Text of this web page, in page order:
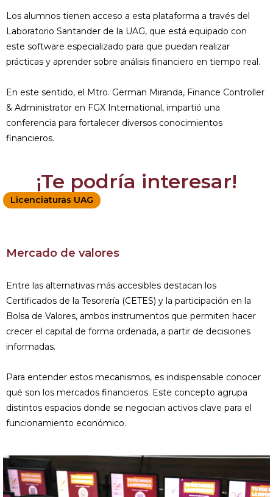
Los alumnos tienen acceso a esta plataforma a través del
Laboratorio Santander de la UAG, que está equipado con
este software especializado para que puedan realizar
prácticas y aprender sobre análisis financiero en tiempo real.
En este sentido, el Mtro. German Miranda, Finance Controller
& Administrator en FGX International, impartió una
conferencia para fortalecer diversos conocimientos
financieros.
¡Te podría interesar!
Licenciaturas UAG
Mercado de valores
Entre las alternativas más accesibles destacan los
Certificados de la Tesorería (CETES) y la participación en la
Bolsa de Valores, ambos instrumentos que permiten hacer
crecer el capital de forma ordenada, a partir de decisiones
informadas.
Para entender estos mecanismos, es indispensable conocer
qué son los mercados financieros. Este concepto agrupa
distintos espacios donde se negocian activos clave para el
funcionamiento económico.